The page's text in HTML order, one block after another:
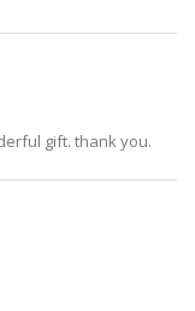
gift. thank you.